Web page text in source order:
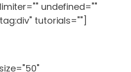
undefined=""
tutorials=""]